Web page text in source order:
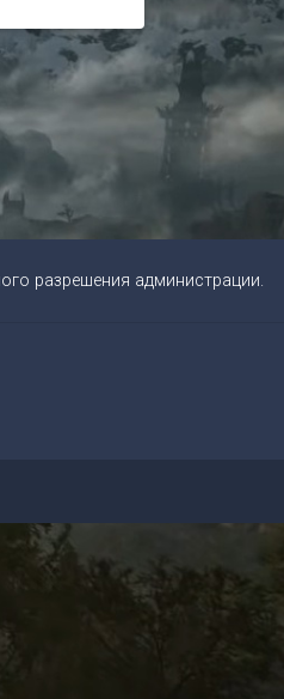
разрешения администрации.